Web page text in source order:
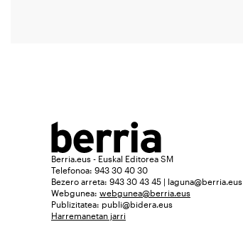
Berria.eus - Euskal Editorea SM
Telefonoa: 943 30 40 30
Bezero arreta: 943 30 43 45 | laguna@berria.eus
Webgunea: webgunea@berria.eus
Publizitatea: publi@bidera.eus
Harremanetan jarri